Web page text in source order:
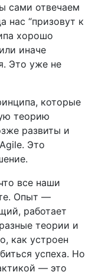
сами отвечаем
нас “призовут к
хорошо
иначе
Это уже не
которые
теорию
развиты и
Это
все наши
Опыт —
работает
теории и
как устроен
успеха. Но
— это